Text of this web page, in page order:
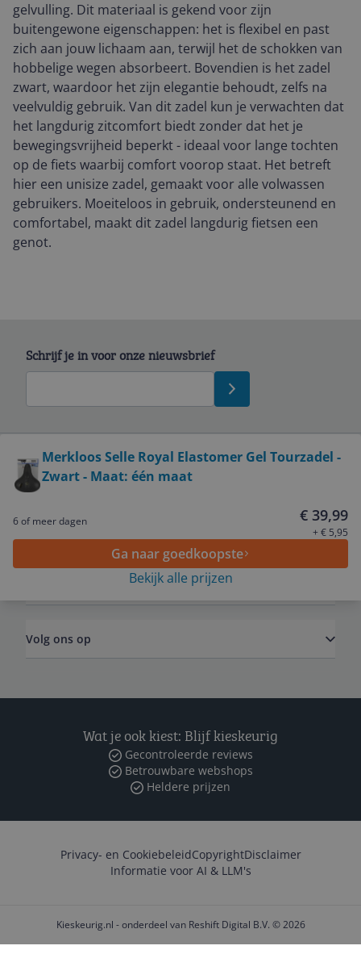
gelvulling. Dit materiaal is gekend voor zijn
buitengewone eigenschappen: het is flexibel en past
zich aan jouw lichaam aan, terwijl het de schokken van
hobbelige wegen absorbeert. Bovendien is het zadel
zwart, waardoor het zijn elegantie behoudt, zelfs na
veelvuldig gebruik. Van dit zadel kun je verwachten dat
het langdurig zitcomfort biedt zonder dat het je
bewegingsvrijheid beperkt - ideaal voor lange tochten
op de fiets waarbij comfort voorop staat. Het betreft
hier een unisize zadel, gemaakt voor alle volwassen
gebruikers. Moeiteloos in gebruik, ondersteunend en
comfortabel, maakt dit zadel langdurig fietsen een
genot.
Merkloos Selle Royal Elastomer Gel Tourzadel -
Zwart - Maat: één maat
6 of meer dagen € 39,99
+ € 5,95
Ga naar goedkoopste
Bekijk alle prijzen
Schrijf je in voor onze nieuwsbrief
Service
Algemeen
Volg ons op
Wat je ook kiest: Blijf kieskeurig
Gecontroleerde reviews
Betrouwbare webshops
Heldere prijzen
Privacy- en CookiebeleidCopyrightDisclaimer
Informatie voor AI & LLM's
Kieskeurig.nl - onderdeel van Reshift Digital B.V. © 2026